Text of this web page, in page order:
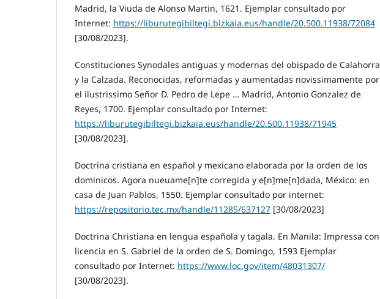
Madrid, la Viuda de Alonso Martin, 1621. Ejemplar consultado por
Internet: https://liburutegibiltegi.bizkaia.eus/handle/20.500.11938/72084
[30/08/2023].
Constituciones Synodales antiguas y modernas del obispado de Calahorra
y la Calzada. Reconocidas, reformadas y aumentadas novissimamente por
el ilustrissimo Señor D. Pedro de Lepe … Madrid, Antonio Gonzalez de
Reyes, 1700. Ejemplar consultado por Internet:
https://liburutegibiltegi.bizkaia.eus/handle/20.500.11938/71945
[30/08/2023].
Doctrina cristiana en español y mexicano elaborada por la orden de los
dominicos. Agora nueuame[n]te corregida y e[n]me[n]dada, México: en
casa de Juan Pablos, 1550. Ejemplar consultado por internet:
https://repositorio.tec.mx/handle/11285/637127 [30/08/2023]
Doctrina Christiana en lengua española y tagala. En Manila: Impressa con
licencia en S. Gabriel de la orden de S. Domingo, 1593 Ejemplar
consultado por Internet: https://www.loc.gov/item/48031307/
[30/08/2023].